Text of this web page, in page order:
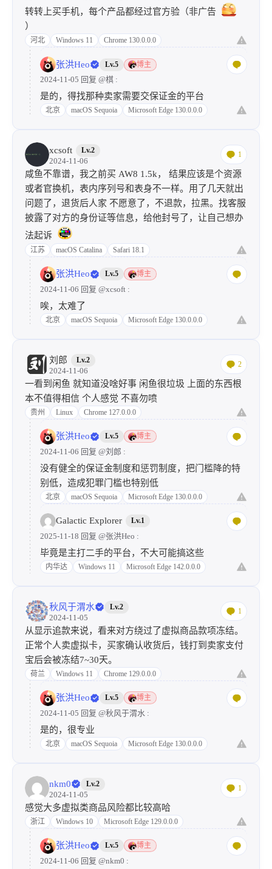
转转上买手机，每个产品都经过官方验（非广告
）
河北 Windows 11 Chrome 130.0.0.0
张洪Heo Lv.5 博主
2024-11-05 回复 @棋 :
是的，得找那种卖家需要交保证金的平台
北京 macOS Sequoia Microsoft Edge 130.0.0.0
xcsoft Lv.2
2024-11-06
1
咸鱼不靠谱，我之前买 AW8 1.5k， 结果应该是个资源
或者官换机，表内序列号和表身不一样。用了几天就出
问题了，退货后人家 不愿意了，不退款，拉黑。找客服
披露了对方的身份证等信息，给他封号了，让自己想办
法起诉
江苏 macOS Catalina Safari 18.1
张洪Heo Lv.5 博主
2024-11-06 回复 @xcsoft :
唉，太难了
北京 macOS Sequoia Microsoft Edge 130.0.0.0
刘郎 Lv.2
2024-11-06
2
一看到闲鱼 就知道没啥好事 闲鱼很垃圾 上面的东西根
本不值得相信 个人感觉 不喜勿喷
贵州 Linux Chrome 127.0.0.0
张洪Heo Lv.5 博主
2024-11-06 回复 @刘郎 :
没有健全的保证金制度和惩罚制度，把门槛降的特
别低，造成犯罪门槛也特别低
北京 macOS Sequoia Microsoft Edge 130.0.0.0
Galactic Explorer Lv.1
2025-11-18 回复 @张洪Heo :
毕竟是主打二手的平台，不大可能搞这些
内华达 Windows 11 Microsoft Edge 142.0.0.0
秋风于渭水 Lv.2
2024-11-05
1
从显示追款来说，看来对方绕过了虚拟商品款项冻结。
正常个人卖虚拟卡，买家确认收货后，钱打到卖家支付
宝后会被冻结7~30天。
荷兰 Windows 11 Chrome 129.0.0.0
张洪Heo Lv.5 博主
2024-11-05 回复 @秋风于渭水 :
是的，很专业
北京 macOS Sequoia Microsoft Edge 130.0.0.0
nkm0 Lv.2
2024-11-05
1
感觉大多虚拟类商品风险都比较高哈
浙江 Windows 10 Microsoft Edge 129.0.0.0
张洪Heo Lv.5 博主
2024-11-06 回复 @nkm0 :